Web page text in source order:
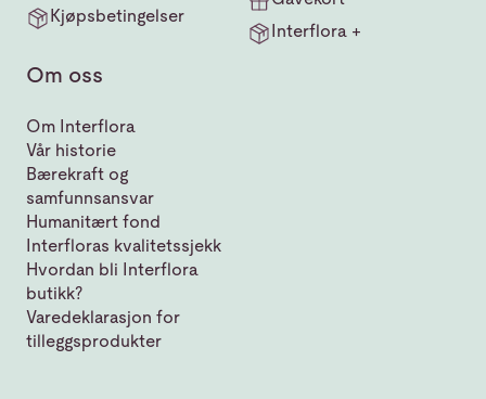
Kjøpsbetingelser
Interflora +
Om oss
Om Interflora
Vår historie
Bærekraft og
samfunnsansvar
Humanitært fond
Interfloras kvalitetssjekk
Hvordan bli Interflora
butikk?
Varedeklarasjon for
tilleggsprodukter